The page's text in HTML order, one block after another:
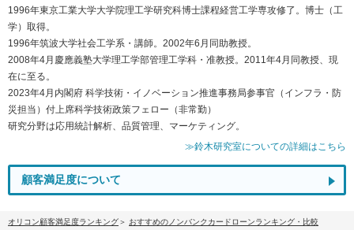
1996年東京工業大学大学院理工学研究科博士課程経営工学専攻修了。博士（工
学）取得。
1996年筑波大学社会工学系・講師。2002年6月同助教授。
2008年4月慶應義塾大学理工学部管理工学科・准教授。2011年4月同教授、現
在に至る。
2023年4月内閣府 科学技術・イノベーション推進事務局参事官（インフラ・防
災担当）付上席科学技術政策フェロー（非常勤）
研究分野は応用統計解析、品質管理、マーケティング。
≫鈴木研究室についての詳細はこちら
顧客満足度について
オリコン顧客満足度ランキング
おすすめのノンバンクカードローンランキング・比較